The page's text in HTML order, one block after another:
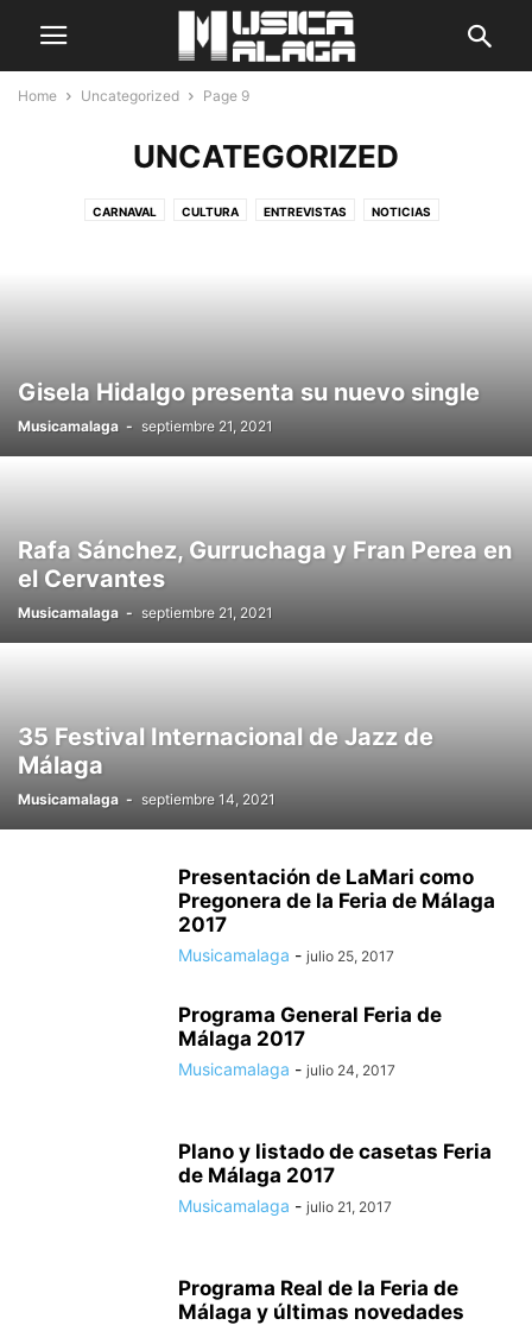
Home Uncategorized Page 9
UNCATEGORIZED
CARNAVAL CULTURA ENTREVISTAS NOTICIAS
Gisela Hidalgo presenta su nuevo single
Musicamalaga - septiembre 21, 2021
Rafa Sánchez, Gurruchaga y Fran Perea en
el Cervantes
Musicamalaga - septiembre 21, 2021
35 Festival Internacional de Jazz de
Málaga
Musicamalaga - septiembre 14, 2021
Presentación de LaMari como
Pregonera de la Feria de Málaga
2017
Musicamalaga - julio 25, 2017
Programa General Feria de
Málaga 2017
Musicamalaga - julio 24, 2017
Plano y listado de casetas Feria
de Málaga 2017
Musicamalaga - julio 21, 2017
Programa Real de la Feria de
Málaga y últimas novedades